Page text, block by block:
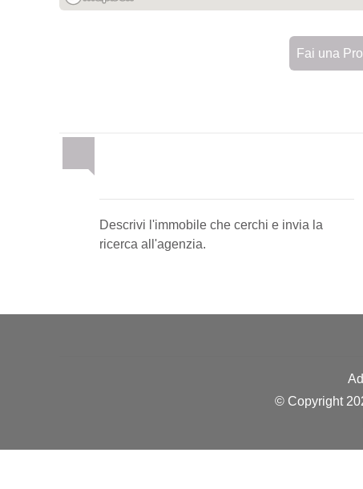
Fai una
Descrivi l'immobile che cerchi e invia la
ricerca all'agenzia.
© Copyright